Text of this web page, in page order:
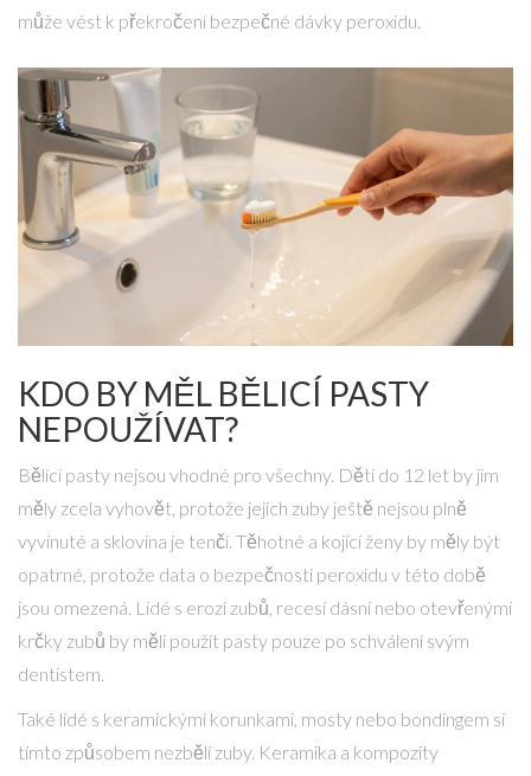
může vést k překročení bezpečné dávky peroxidu.
KDO BY MĚL BĚLICÍ PASTY
NEPOUŽÍVAT?
Bělící pasty nejsou vhodné pro všechny. Děti do 12 let by jim
měly zcela vyhovět, protože jejich zuby ještě nejsou plně
vyvinuté a sklovina je tenčí. Těhotné a kojící ženy by měly být
opatrné, protože data o bezpečnosti peroxidu v této době
jsou omezená. Lidé s erozí zubů, recesí dásní nebo otevřenými
krčky zubů by měli použít pasty pouze po schválení svým
dentistem.
Také lidé s keramickými korunkami, mosty nebo bondingem si
tímto způsobem nezbělí zuby. Keramika a kompozity